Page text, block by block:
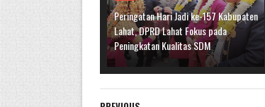
Peringatan Hari Jadi ke-157 Kabupaten
Lahat, DPRD Lahat Fokus pada
Peningkatan Kualitas SDM